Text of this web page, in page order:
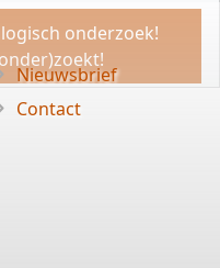
onderzoek!
Nieuwsbrief
Contact